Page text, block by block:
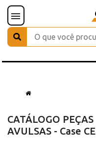
CATÁLOGO PEÇAS
AVULSAS - Case CE